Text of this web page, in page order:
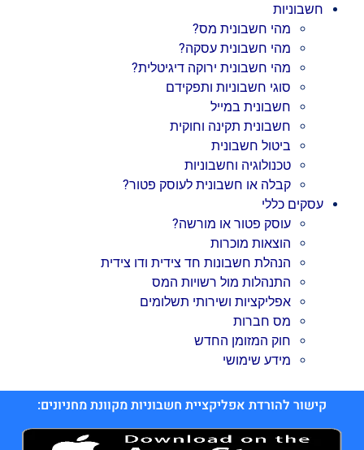
חשבוניות
מהי חשבונית מס?
מהי חשבונית עסקה?
מהי חשבונית ירוקה דיגיטלית?
סוגי חשבוניות ותפקידם
חשבונית במייל
חשבונית תקינה וחוקית
ביטול חשבונית
טכנולוגיה וחשבוניות
קבלה או חשבונית לעוסק פטור?
עסקים כללי
עוסק פטור או מורשה?
הוצאות מוכרות
הנהלת חשבונות חד צידית ודו צידית
התנהלות מול רשויות המס
אפליקציות ושירותי תשלומים
מס חברות
חוק המזומן החדש
מידע שימושי
קישור להורדת אפליקציית חשבוניות מקוונת מחניונים: